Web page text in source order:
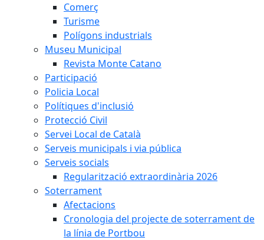
Comerç
Turisme
Polígons industrials
Museu Municipal
Revista Monte Catano
Participació
Policia Local
Polítiques d'inclusió
Protecció Civil
Servei Local de Català
Serveis municipals i via pública
Serveis socials
Regularització extraordinària 2026
Soterrament
Afectacions
Cronologia del projecte de soterrament de
la línia de Portbou